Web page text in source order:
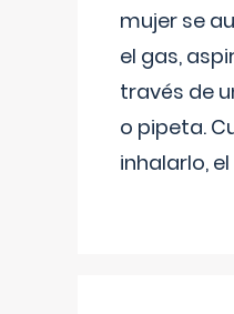
mujer se
el gas,
través de
o pipeta.
inhalarlo, el